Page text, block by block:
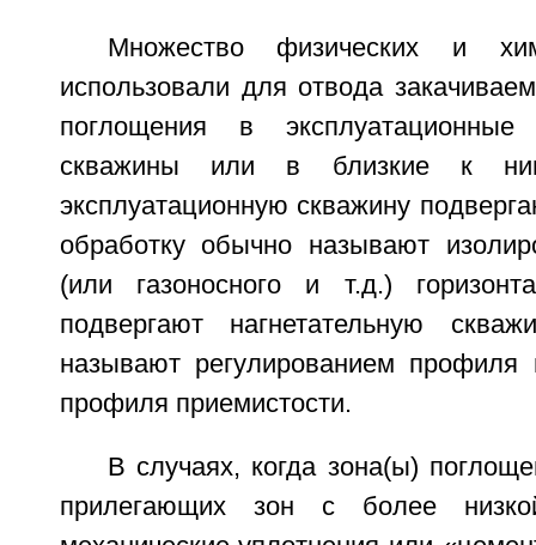
Множество физических и
использовали для отвода
поглощения в эксплуатационные
скважины или в близкие к
эксплуатационную скважину
обработку обычно называют
(или газоносного и т.д.)
подвергают нагнетательную
называют регулированием профиля
профиля приемистости.
В случаях, когда зона(ы)
прилегающих зон с более